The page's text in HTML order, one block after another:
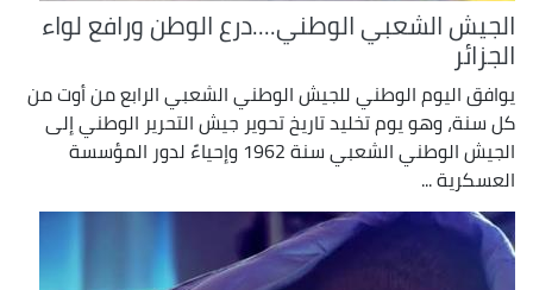
الجيش الشعبي الوطني....درع الوطن ورافع لواء
الجزائر
يوافق اليوم الوطني للجيش الوطني الشعبي الرابع من أوت من
كل سنة، وهو يوم تخليد تاريخ تحوير جيش التحرير الوطني إلى
الجيش الوطني الشعبي سنة 1962 وإحياءً لدور المؤسسة
العسكرية ...